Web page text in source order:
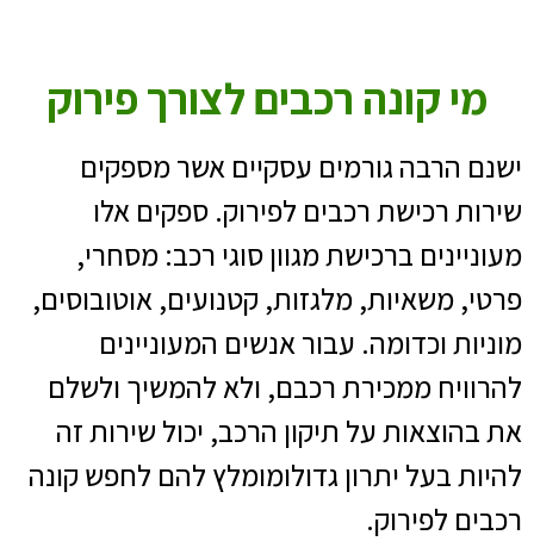
מי קונה רכבים לצורך פירוק
ישנם הרבה גורמים עסקיים אשר מספקים
שירות רכישת רכבים לפירוק. ספקים אלו
מעוניינים ברכישת מגוון סוגי רכב: מסחרי,
פרטי, משאיות, מלגזות, קטנועים, אוטובוסים,
מוניות וכדומה. עבור אנשים המעוניינים
להרוויח ממכירת רכבם, ולא להמשיך ולשלם
את בהוצאות על תיקון הרכב, יכול שירות זה
להיות בעל יתרון גדולומומלץ להם לחפש קונה
רכבים לפירוק.